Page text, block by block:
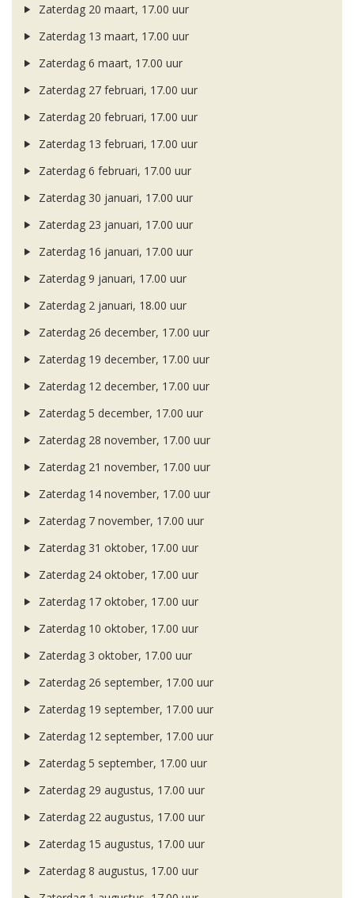
Zaterdag 20 maart, 17.00 uur
Zaterdag 13 maart, 17.00 uur
Zaterdag 6 maart, 17.00 uur
Zaterdag 27 februari, 17.00 uur
Zaterdag 20 februari, 17.00 uur
Zaterdag 13 februari, 17.00 uur
Zaterdag 6 februari, 17.00 uur
Zaterdag 30 januari, 17.00 uur
Zaterdag 23 januari, 17.00 uur
Zaterdag 16 januari, 17.00 uur
Zaterdag 9 januari, 17.00 uur
Zaterdag 2 januari, 18.00 uur
Zaterdag 26 december, 17.00 uur
Zaterdag 19 december, 17.00 uur
Zaterdag 12 december, 17.00 uur
Zaterdag 5 december, 17.00 uur
Zaterdag 28 november, 17.00 uur
Zaterdag 21 november, 17.00 uur
Zaterdag 14 november, 17.00 uur
Zaterdag 7 november, 17.00 uur
Zaterdag 31 oktober, 17.00 uur
Zaterdag 24 oktober, 17.00 uur
Zaterdag 17 oktober, 17.00 uur
Zaterdag 10 oktober, 17.00 uur
Zaterdag 3 oktober, 17.00 uur
Zaterdag 26 september, 17.00 uur
Zaterdag 19 september, 17.00 uur
Zaterdag 12 september, 17.00 uur
Zaterdag 5 september, 17.00 uur
Zaterdag 29 augustus, 17.00 uur
Zaterdag 22 augustus, 17.00 uur
Zaterdag 15 augustus, 17.00 uur
Zaterdag 8 augustus, 17.00 uur